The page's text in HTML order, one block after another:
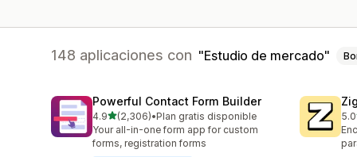
148 aplicaciones con Estudio de mercado
Powerful Contact Form Builder
4.9de 5 estrellas
(2,306)
2306 reseñas en total
•Plan gratis disponible
Your all-in-one form app for custom
forms, registration forms
5.0